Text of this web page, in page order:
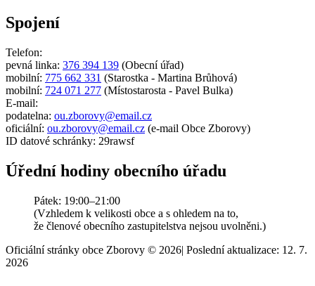
Spojení
Telefon:
pevná linka: 376 394 139 (Obecní úřad)
mobilní: 775 662 331 (Starostka - Martina Brůhová)
mobilní: 724 071 277 (Místostarosta - Pavel Bulka)
E-mail:
podatelna: ou.zborovy@email.cz
oficiální: ou.zborovy@email.cz (e-mail Obce Zborovy)
ID datové schránky: 29rawsf
Úřední hodiny obecního úřadu
Pátek: 19:00–21:00
(Vzhledem k velikosti obce a s ohledem na to,
že členové obecního zastupitelstva nejsou uvolněni.)
Oficiální stránky obce Zborovy © 2026| Poslední aktualizace: 12. 7.
2026